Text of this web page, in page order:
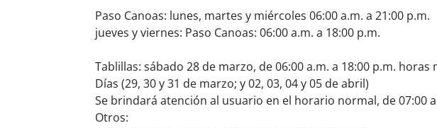
Paso Canoas: lunes, martes y miércoles 06:00 a.m. a 21:00 p.m.
jueves y viernes: Paso Canoas: 06:00 a.m. a 18:00 p.m.
Tablillas: sábado 28 de marzo, de 06:00 a.m. a 18:00 p.m.
Días (29, 30 y 31 de marzo; y 02, 03, 04 y 05 de abril)
Se brindará atención al usuario en el horario normal, de 07:00
Otros: